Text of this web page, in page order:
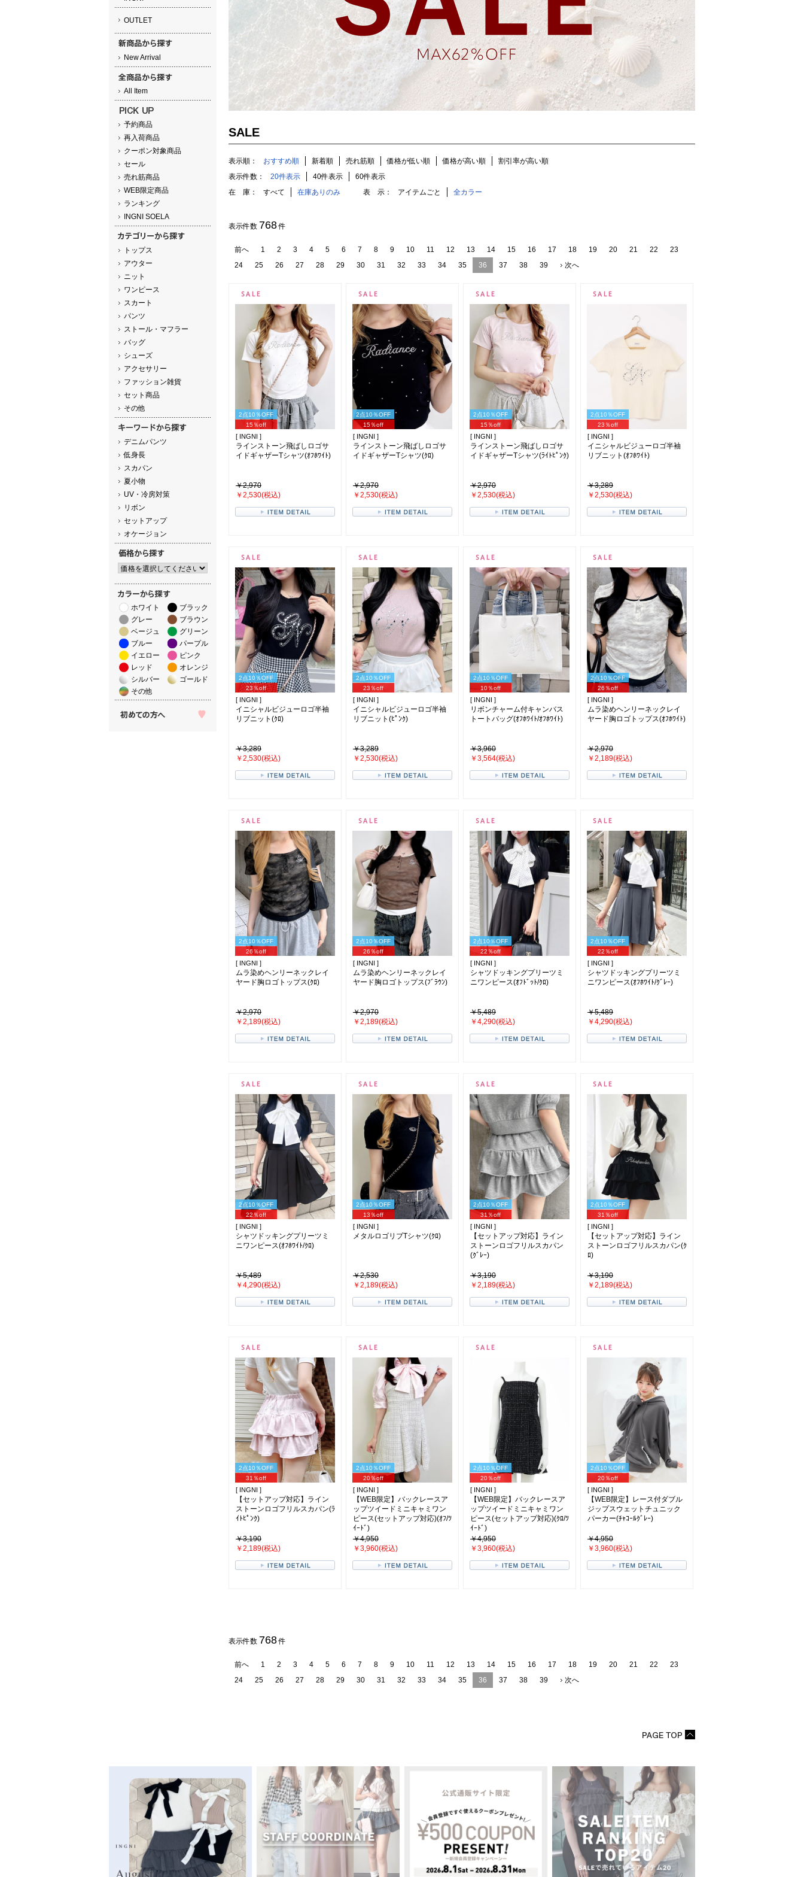
OUTLET
New Arrival
All Item
予約商品
再入荷商品
クーポン対象商品
セール
売れ筋商品
WEB限定商品
ランキング
INGNI SOELA
トップス
アウター
ニット
ワンピース
スカート
パンツ
ストール・マフラー
バッグ
シューズ
アクセサリー
ファッション雑貨
セット商品
その他
デニムパンツ
低身長
スカパン
夏小物
UV・冷房対策
リボン
セットアップ
オケージョン
ホワイト
ブラック
グレー
ブラウン
ベージュ
グリーン
ブルー
パープル
イエロー
ピンク
レッド
オレンジ
シルバー
ゴールド
その他
SALE
表示順： おすすめ順 新着順 売れ筋順 価格が低い順 価格が高い順
割引率が高い順
表示件数：
20件表示 40件表示
60件表示
在 庫：
すべて 在庫ありのみ 表 示： アイテムごと 全カラー
表示件数 768 件
前へ 1 2 3 4 5 6 7 8 9 10 11 12 13 14 15 16 17 18 19 20 21 22
23
24
25 26 27 28 29 30 31 32 33 34 35 36 37 38 39 次へ
2点10％OFF
15％off
[ INGNI ]
ラインストーン飛ばしロゴサ
イドギャザーTシャツ(ｵﾌﾎﾜｲﾄ)
￥2,970
￥2,530(税込)
2点10％OFF
15％off
[ INGNI ]
ラインストーン飛ばしロゴサ
イドギャザーTシャツ(ｸﾛ)
￥2,970
￥2,530(税込)
2点10％OFF
15％off
[ INGNI ]
ラインストーン飛ばしロゴサ
イドギャザーTシャツ(ﾗｲﾄﾋﾟﾝｸ)
￥2,970
￥2,530(税込)
2点10％OFF
23％off
[ INGNI ]
イニシャルビジューロゴ半袖
リブニット(ｵﾌﾎﾜｲﾄ)
￥3,289
￥2,530(税込)
2点10％OFF
23％off
[ INGNI ]
イニシャルビジューロゴ半袖
リブニット(ｸﾛ)
￥3,289
￥2,530(税込)
2点10％OFF
23％off
[ INGNI ]
イニシャルビジューロゴ半袖
リブニット(ﾋﾟﾝｸ)
￥3,289
￥2,530(税込)
2点10％OFF
10％off
[ INGNI ]
リボンチャーム付キャンバス
トートバッグ(ｵﾌﾎﾜｲﾄ/ｵﾌﾎﾜｲﾄ)
￥3,960
￥3,564(税込)
2点10％OFF
26％off
[ INGNI ]
ムラ染めヘンリーネックレイ
ヤード胸ロゴトップス(ｵﾌﾎﾜｲﾄ)
￥2,970
￥2,189(税込)
2点10％OFF
26％off
[ INGNI ]
ムラ染めヘンリーネックレイ
ヤード胸ロゴトップス(ｸﾛ)
￥2,970
￥2,189(税込)
2点10％OFF
26％off
[ INGNI ]
ムラ染めヘンリーネックレイ
ヤード胸ロゴトップス(ﾌﾞﾗｳﾝ)
￥2,970
￥2,189(税込)
2点10％OFF
22％off
[ INGNI ]
シャツドッキングプリーツミ
ニワンピース(ｵﾌﾄﾞｯﾄ/ｸﾛ)
￥5,489
￥4,290(税込)
2点10％OFF
22％off
[ INGNI ]
シャツドッキングプリーツミ
ニワンピース(ｵﾌﾎﾜｲﾄ/ｸﾞﾚｰ)
￥5,489
￥4,290(税込)
2点10％OFF
22％off
[ INGNI ]
シャツドッキングプリーツミ
ニワンピース(ｵﾌﾎﾜｲﾄ/ｸﾛ)
￥5,489
￥4,290(税込)
2点10％OFF
13％off
[ INGNI ]
メタルロゴリブTシャツ(ｸﾛ)
￥2,530
￥2,189(税込)
2点10％OFF
31％off
[ INGNI ]
【セットアップ対応】ライン
ストーンロゴフリルスカパン
(ｸﾞﾚｰ)
￥3,190
￥2,189(税込)
2点10％OFF
31％off
[ INGNI ]
【セットアップ対応】ライン
ストーンロゴフリルスカパン(ｸ
ﾛ)
￥3,190
￥2,189(税込)
2点10％OFF
31％off
[ INGNI ]
【セットアップ対応】ライン
ストーンロゴフリルスカパン(ﾗ
ｲﾄﾋﾟﾝｸ)
￥3,190
￥2,189(税込)
2点10％OFF
20％off
[ INGNI ]
【WEB限定】バックレースア
ップツイードミニキャミワン
ピース(セットアップ対応)(ｵﾌ/ﾂ
ｲｰﾄﾞ)
￥4,950
￥3,960(税込)
2点10％OFF
20％off
[ INGNI ]
【WEB限定】バックレースア
ップツイードミニキャミワン
ピース(セットアップ対応)(ｸﾛ/ﾂ
ｲｰﾄﾞ)
￥4,950
￥3,960(税込)
2点10％OFF
20％off
[ INGNI ]
【WEB限定】レース付ダブル
ジップスウェットチュニック
パーカー(ﾁｬｺｰﾙｸﾞﾚｰ)
￥4,950
￥3,960(税込)
表示件数 768 件
前へ 1 2 3 4 5 6 7 8 9 10 11 12 13 14 15 16 17 18 19 20 21 22
23
24
25 26 27 28 29 30 31 32 33 34 35 36 37 38 39 次へ